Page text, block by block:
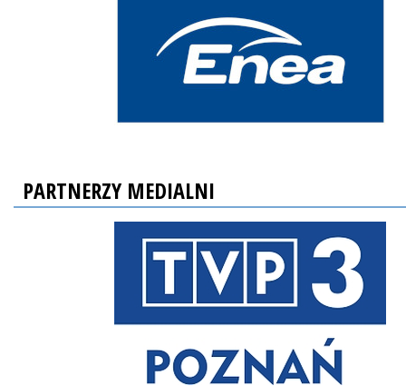
PARTNERZY MEDIALNI